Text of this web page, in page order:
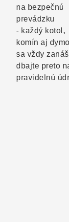
na bezpečnú
prevádzku
- každý kotol,
komín aj
sa vždy
dbajte preto
pravidelnú